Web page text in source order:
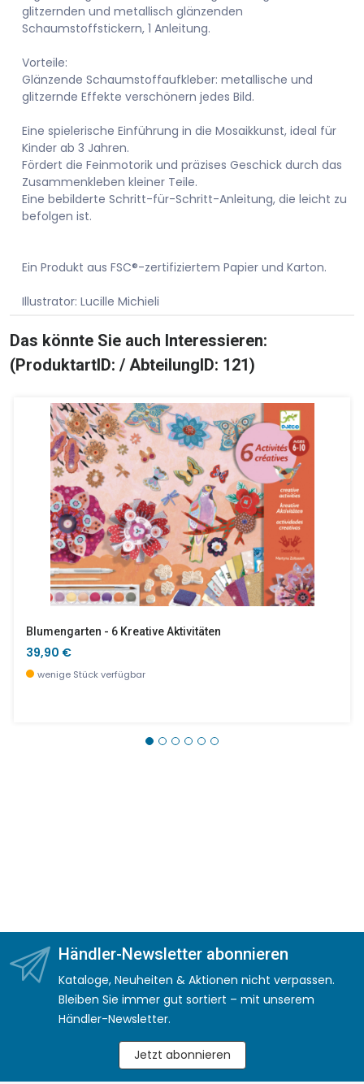
glitzernden und metallisch glänzenden
Schaumstoffstickern, 1 Anleitung.
Vorteile:
Glänzende Schaumstoffaufkleber: metallische und
glitzernde Effekte verschönern jedes Bild.
Eine spielerische Einführung in die Mosaikkunst, ideal für
Kinder ab 3 Jahren.
Fördert die Feinmotorik und präzises Geschick durch das
Zusammenkleben kleiner Teile.
Eine bebilderte Schritt-für-Schritt-Anleitung, die leicht zu
befolgen ist.
Ein Produkt aus FSC®-zertifiziertem Papier und Karton.
Illustrator: Lucille Michieli
Das könnte Sie auch Interessieren:
(ProduktartID: / AbteilungID: 121)
Blumengarten - 6 Kreative Aktivitäten
39,90 €
wenige Stück verfügbar
Händler-Newsletter abonnieren
Kataloge, Neuheiten & Aktionen nicht verpassen.
Bleiben Sie immer gut sortiert – mit unserem
Händler-Newsletter.
Jetzt abonnieren